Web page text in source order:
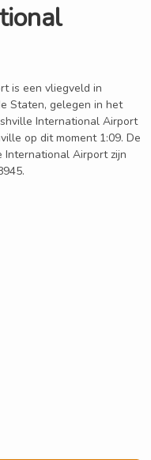
is een vliegveld in
Staten, gelegen in het
International Airport
op dit moment 1:09. De
International Airport zijn